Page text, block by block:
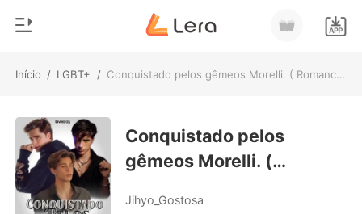
Início / LGBT+ / Conquistado pelos gêmeos Morelli. ( Romance gay) LIVRO 3
0
Loja
Histórico
Gênero
Moderno
Lobisomem
Conquistado pelos
gêmeos Morelli. (
Jihyo_Gostosa